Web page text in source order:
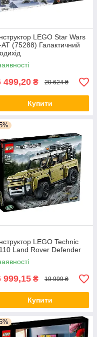
Базар» розбитий
спрощує пошук.
товар до кошику на
зателефонувати за
контактах.
LEGO Star Wars
AT (75288) Галактичний
499,20 ₴ 20 624 ₴
Купити
LEGO Technic
Land Rover Defender
999,15 ₴ 19 999 ₴
Купити